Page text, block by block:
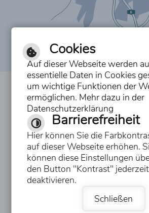
Inhalt
Impressum
Datenschutzerklärung
Erklärung zur Barrierefreiheit
Hilfe
Gebärdensprache
Cookies
Auf dieser Webseite werden
essentielle Daten in Cookies
um wichtige Funktionen der
ermöglichen. Mehr dazu in der
Datenschutzerklärung
Barrierefreiheit
Hier können Sie die
auf dieser Webseite erhöhen.
können diese Einstellungen
den Button "Kontrast" jederzeit
deaktivieren.
Schließen